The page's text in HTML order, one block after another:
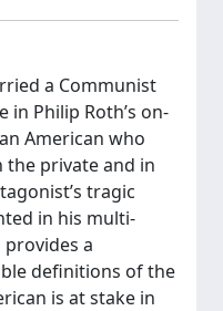
a Communist
Philip Roth’s on-
American who
the private and in
tragic
in his multi-
a
definitions of the
is at stake in